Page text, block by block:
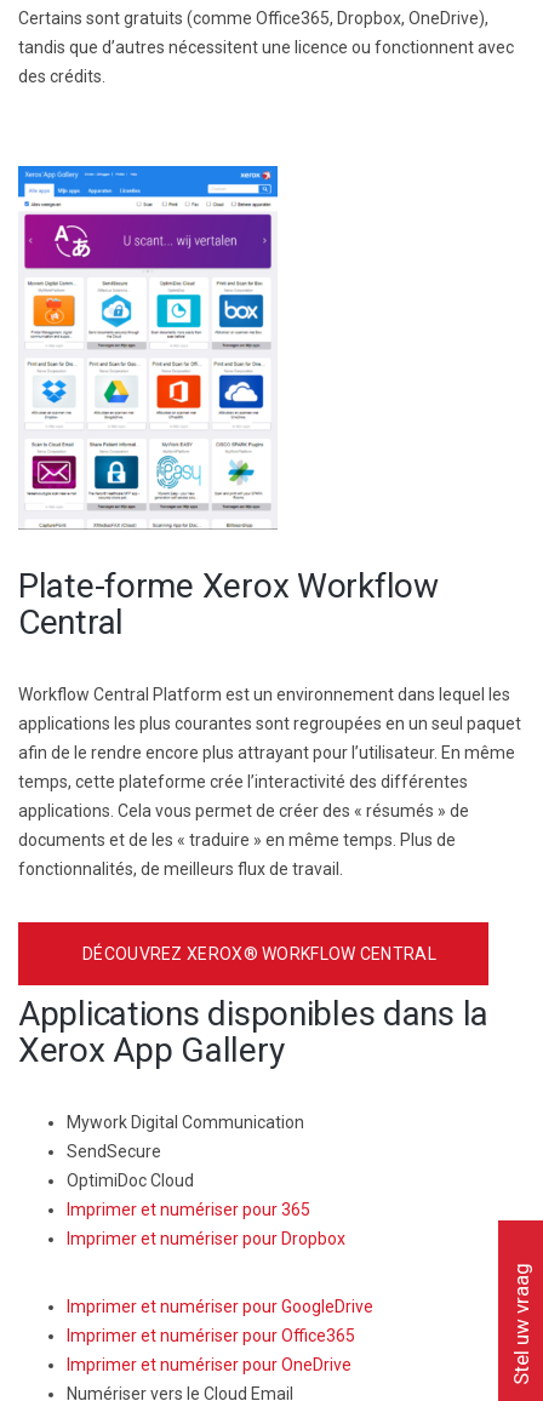
Certains sont gratuits (comme Office365, Dropbox, OneDrive),
tandis que d’autres nécessitent une licence ou fonctionnent avec
des crédits.
Plate-forme Xerox Workflow
Central
Workflow Central Platform est un environnement dans lequel les
applications les plus courantes sont regroupées en un seul paquet
afin de le rendre encore plus attrayant pour l’utilisateur. En même
temps, cette plateforme crée l’interactivité des différentes
applications. Cela vous permet de créer des « résumés » de
documents et de les « traduire » en même temps. Plus de
fonctionnalités, de meilleurs flux de travail.
DÉCOUVREZ XEROX® WORKFLOW CENTRAL
Applications disponibles dans la
Xerox App Gallery
Mywork Digital Communication
SendSecure
OptimiDoc Cloud
Imprimer et numériser pour 365
Imprimer et numériser pour Dropbox
Imprimer et numériser pour GoogleDrive
Imprimer et numériser pour Office365
Imprimer et numériser pour OneDrive
Numériser vers le Cloud Email
Stel uw vraag